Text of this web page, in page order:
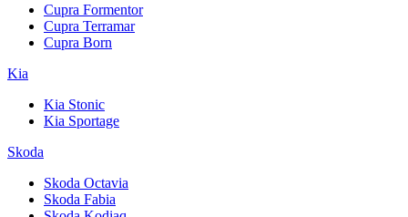
Cupra Formentor
Cupra Terramar
Cupra Born
Kia
Kia Stonic
Kia Sportage
Skoda
Skoda Octavia
Skoda Fabia